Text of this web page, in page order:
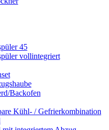
45
vollintegriert
Backofen
Kühl- / Gefrierkombination